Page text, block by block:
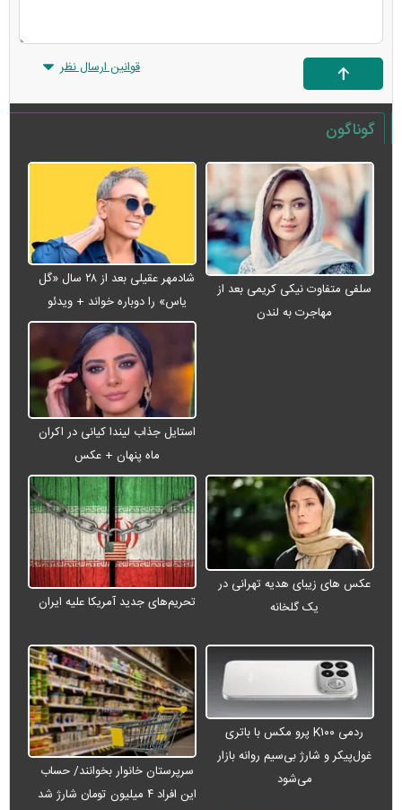
قوانین ارسال نظر
گوناگون
سلفی متفاوت نیکی کریمی بعد از
مهاجرت به لندن
شادمهر عقیلی بعد از ۲۸ سال «گل
یاس» را دوباره خواند + ویدئو
استایل جذاب لیندا کیانی در اکران
ماه پنهان + عکس
عکس های زیبای هدیه تهرانی در
یک گلخانه
تحریم‌های جدید آمریکا علیه ایران
ردمی K۱۰۰ پرو مکس با باتری
غول‌پیکر و شارژ بی‌سیم روانه بازار
می‌شود
سرپرستان خانوار بخوانند/ حساب
این افراد ۴ میلیون تومان شارژ شد